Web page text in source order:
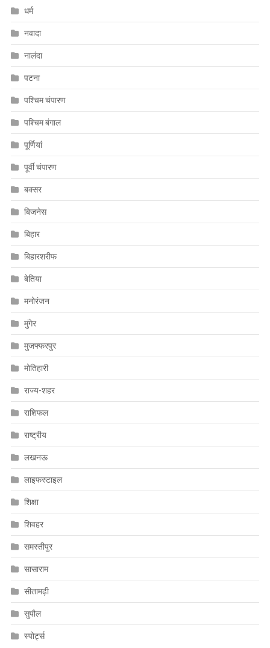
धर्म
नवादा
नालंदा
पटना
पश्चिम चंपारण
पश्चिम बंगाल
पूर्णियां
पूर्वी चंपारण
बक्सर
बिजनेस
बिहार
बिहारशरीफ
बेतिया
मनोरंजन
मुंगेर
मुजफ्फरपुर
मोतिहारी
राज्य-शहर
राशिफल
राष्ट्रीय
लखनऊ
लाइफस्टाइल
शिक्षा
शिवहर
समस्तीपुर
सासाराम
सीतामढ़ी
सुपौल
स्पोर्ट्स